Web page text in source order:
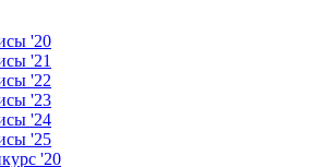
'20
'21
'22
'23
'24
'25
'20